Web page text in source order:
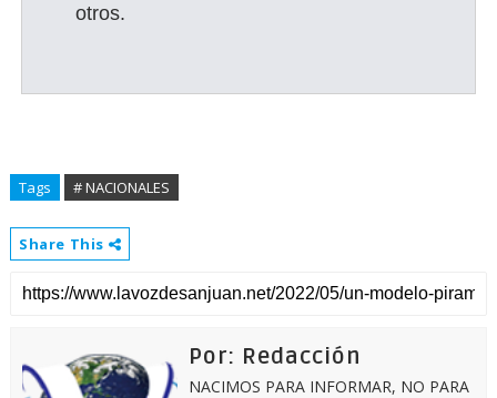
otros.
Tags # NACIONALES
Share This
Por: Redacción
NACIMOS PARA INFORMAR, NO PARA